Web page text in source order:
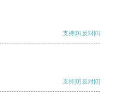
支持[0] 反对[0]
支持[0] 反对[0]